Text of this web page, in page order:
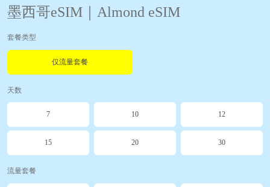
墨西哥eSIM｜Almond eSIM
套餐类型
仅流量套餐
天数
7 10 12
15 20 30
流量套餐